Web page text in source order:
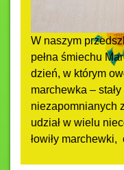
W naszym
pełna śmiechu
dzień, w którym
marchewka –
niezapomnianych
udział w wielu
łowiły marchewki,